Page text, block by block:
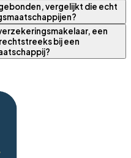
vergelijkt die echt
een
bij een